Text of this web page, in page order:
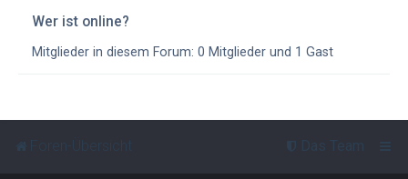
Wer ist online?
Mitglieder in diesem Forum: 0 Mitglieder und 1 Gast
Das Team